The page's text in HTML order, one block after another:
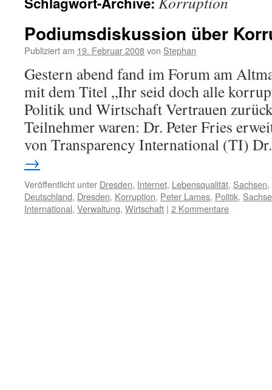
Podiumsdiskussion über
Publiziert am 19. Februar 2008von Stephan
Gestern abend fand im Forum am
mit dem Titel „Ihr seid doch alle
Politik und Wirtschaft Vertrauen
Teilnehmer waren: Dr. Peter Fries
von Transparency International (TI)
→
Veröffentlicht unter Dresden, Internet, Lebensqualität, Sachsen,
Deutschland, Dresden, Korruption, Peter Lames, Politik,
International, Verwaltung, Wirtschaft | 2 Kommentare